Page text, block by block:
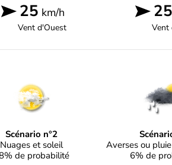
25 km/h
Vent d'Ouest
25
Vent
Scénario n°2
Nuages et soleil
de probabilité
Averses ou
6% de